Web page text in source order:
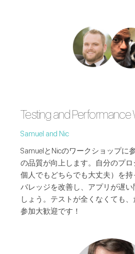
Testing and
Samuel and Nic
SamuelとNicのワークショップに
の品質が向上します。自分のプ
個人でもどちらでも大丈夫）を
バレッジを改善し、アプリが遅
しょう。テストが全くなくても、
参加大歓迎です！